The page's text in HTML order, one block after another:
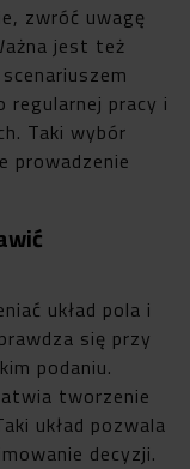
zwróć uwagę
jest też
pracy i
Taki wybór
prowadzenie
układ pola i
się przy
podaniu.
tworzenie
układ pozwala
decyzji.